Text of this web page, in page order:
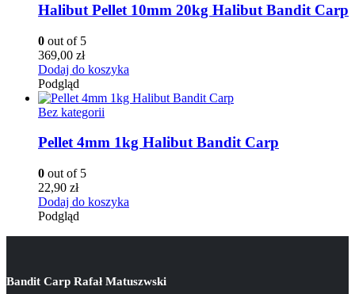
Halibut Pellet 10mm 20kg Halibut Bandit Carp
0 out of 5
369,00 zł
Dodaj do koszyka
Podgląd
Bez kategorii
Pellet 4mm 1kg Halibut Bandit Carp
0 out of 5
22,90 zł
Dodaj do koszyka
Podgląd
Bandit Carp Rafał Matuszwski